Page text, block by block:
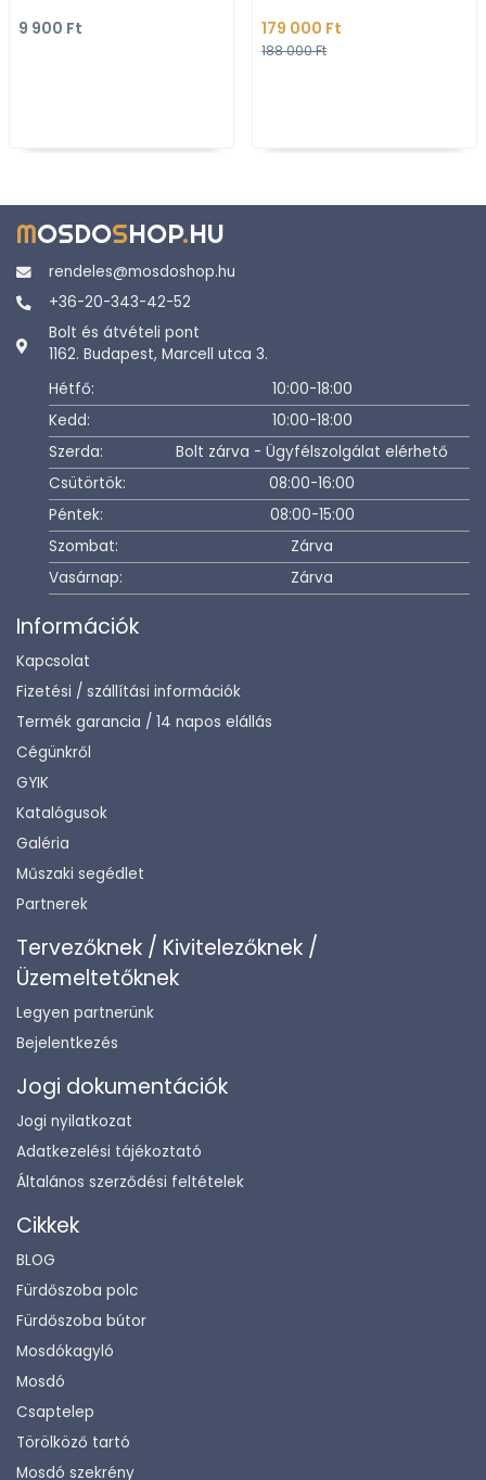
Fehér-kék pöttyös
9 900 Ft
bútorba
falr
179 000 Ft
188 000 Ft
MOSDOSHOP.HU
rendeles@mosdoshop.hu
+36-20-343-42-52
Bolt és átvételi pont
1162. Budapest, Marcell utca 3.
Hétfő:
10:00-18:00
Kedd:
10:00-18:00
Szerda:
Bolt zárva - Ügyfélszolgálat elérhető
Csütörtök:
08:00-16:00
Péntek:
08:00-15:00
Szombat:
Zárva
Vasárnap:
Zárva
Információk
Kapcsolat
Fizetési / szállítási információk
Termék garancia / 14 napos elállás
Cégünkről
GYIK
Katalógusok
Galéria
Műszaki segédlet
Partnerek
Tervezőknek / Kivitelezőknek /
Üzemeltetőknek
Legyen partnerünk
Bejelentkezés
Jogi dokumentációk
Jogi nyilatkozat
Adatkezelési tájékoztató
Általános szerződési feltételek
Cikkek
BLOG
Fürdőszoba polc
Fürdőszoba bútor
Mosdókagyló
Mosdó
Csaptelep
Törölköző tartó
Mosdó szekrény